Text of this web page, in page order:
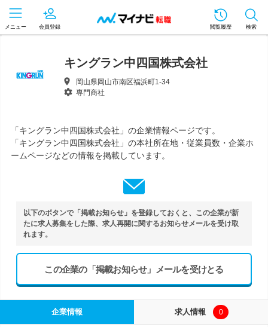
メニュー 会員登録 閲覧履歴 検索
キングラン中四国株式会社
岡山県岡山市南区福浜町1-34
専門商社
「キングラン中四国株式会社」の企業情報ページです。
「キングラン中四国株式会社」の本社所在地・従業員数・企業ホ
ームページなどの情報を掲載しています。
以下のボタンで「掲載お知らせ」を登録しておくと、この企業が新
たに求人募集をした際、求人再開に関するお知らせメールを受け取
れます。
この企業の「掲載お知らせ」メールを受けとる
企業情報 求人情報 0